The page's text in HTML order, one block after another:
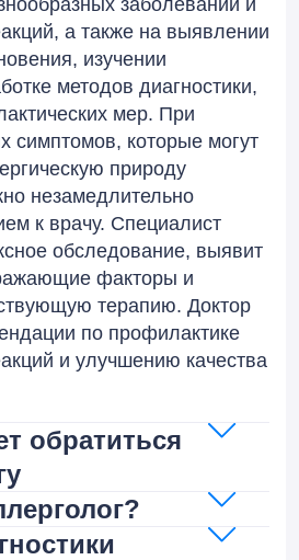
а также на выявлении
изучении
методов диагностики,
мер. При
симптомов, которые могут
природу
незамедлительно
к врачу. Специалист
обследование, выявит
факторы и
терапию. Доктор
по профилактике
и улучшению качества
обратиться